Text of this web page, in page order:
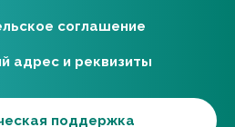
соглашение
адрес и реквизиты
поддержка